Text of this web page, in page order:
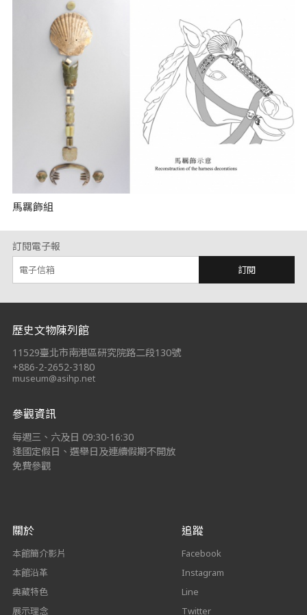
馬羈飾組
訂閱電子報
訂閱
:::
歷史文物陳列館
11529臺北市南港區研究院路二段130號
+886-2-2652-3180
museum@asihp.net
參觀資訊
每週三、六及日 09:30-16:30
逢國定假日、選舉日及連續假期不開放
免費參觀
關於
本館簡介影片
本館沿革
典藏特色
展示理念
追蹤
Facebook
Instagram
Line
Twitter